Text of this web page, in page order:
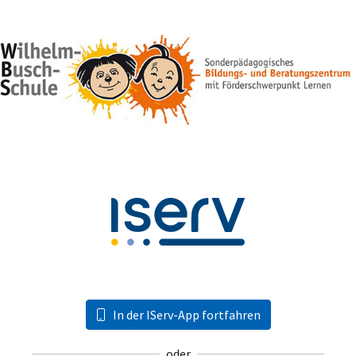
In der IServ-App fortfahren